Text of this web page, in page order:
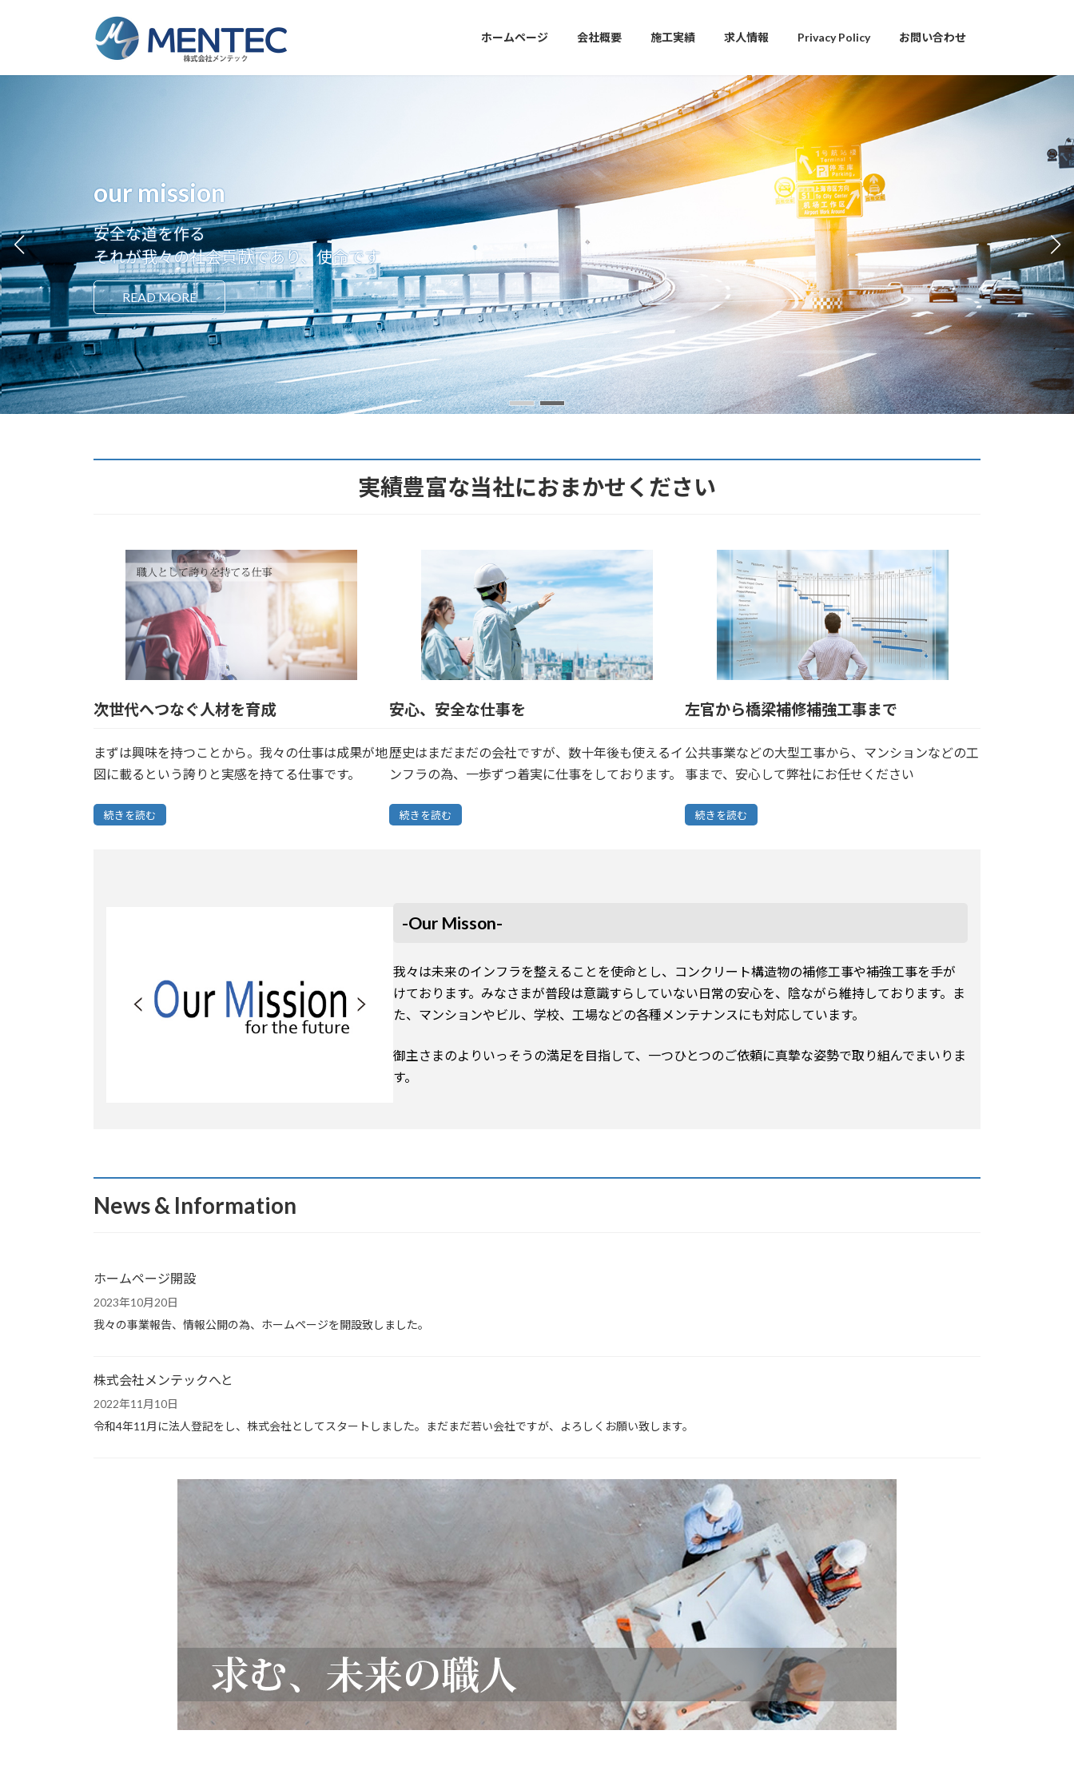
ホームページ 会社概要 施工実績 求人情報 Privacy Policy お問い合わせ
our mission
安全な道を作る
それが我々の社会貢献であり、使命です
READ MORE
実績豊富な当社におまかせください
次世代へつなぐ人材を育成
まずは興味を持つことから。我々の仕事は成果が地
図に載るという誇りと実感を持てる仕事です。
続きを読む
安心、安全な仕事を
歴史はまだまだの会社ですが、数十年後も使えるイ
ンフラの為、一歩ずつ着実に仕事をしております。
続きを読む
左官から橋梁補修補強工事まで
公共事業などの大型工事から、マンションなどの工
事まで、安心して弊社にお任せください
続きを読む
-Our Misson-
我々は未来のインフラを整えることを使命とし、コンクリート構造物の補修工事や補強工事を手が
けております。みなさまが普段は意識すらしていない日常の安心を、陰ながら維持しております。ま
た、マンションやビル、学校、工場などの各種メンテナンスにも対応しています。
御主さまのよりいっそうの満足を目指して、一つひとつのご依頼に真摯な姿勢で取り組んでまいりま
す。
News & Information
ホームページ開設
2023年10月20日
我々の事業報告、情報公開の為、ホームページを開設致しました。
株式会社メンテックへと
2022年11月10日
令和4年11月に法人登記をし、株式会社としてスタートしました。まだまだ若い会社ですが、よろしくお願い致します。